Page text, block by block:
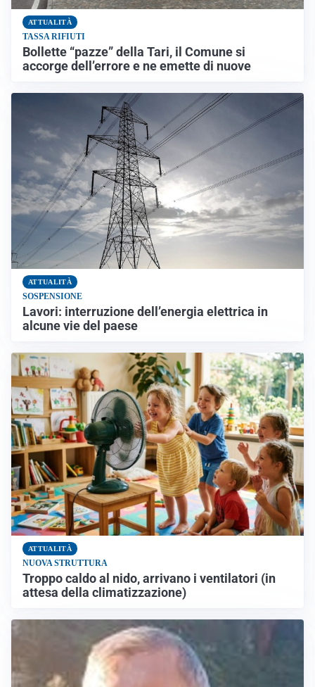
ATTUALITÀ
TASSA RIFIUTI
Bollette “pazze” della Tari, il Comune si
accorge dell’errore e ne emette di nuove
ATTUALITÀ
SOSPENSIONE
Lavori: interruzione dell’energia elettrica in
alcune vie del paese
ATTUALITÀ
NUOVA STRUTTURA
Troppo caldo al nido, arrivano i ventilatori (in
attesa della climatizzazione)